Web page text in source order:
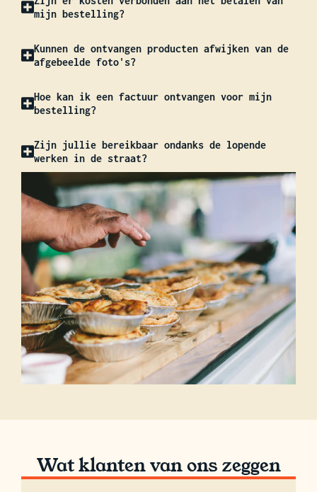
mijn bestelling?
Kunnen de ontvangen producten afwijken van de
afgebeelde foto's?
Hoe kan ik een factuur ontvangen voor mijn
bestelling?
Zijn jullie bereikbaar ondanks de lopende
werken in de straat?
Wat klanten van ons zeggen